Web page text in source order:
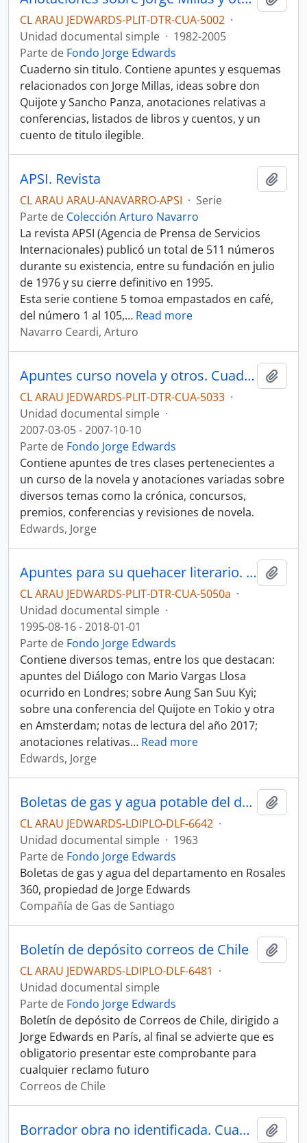
CL ARAU JEDWARDS-PLIT-DTR-CUA-5002 ·
Unidad documental simple · 1982-2005
Parte de Fondo Jorge Edwards
Cuaderno sin titulo. Contiene apuntes y esquemas
relacionados con Jorge Millas, ideas sobre don
Quijote y Sancho Panza, anotaciones relativas a
conferencias, listados de libros y cuentos, y un
cuento de titulo ilegible.
APSI. Revista
CL ARAU ARAU-ANAVARRO-APSI · Serie
Parte de Colección Arturo Navarro
La revista APSI (Agencia de Prensa de Servicios
Internacionales) publicó un total de 511 números
durante su existencia, entre su fundación en julio
de 1976 y su cierre definitivo en 1995.
Esta serie contiene 5 tomoa empastados en café,
del número 1 al 105,… Read more
Navarro Ceardi, Arturo
Apuntes curso novela y otros. Cuaderno
CL ARAU JEDWARDS-PLIT-DTR-CUA-5033 ·
Unidad documental simple ·
2007-03-05 - 2007-10-10
Parte de Fondo Jorge Edwards
Contiene apuntes de tres clases pertenecientes a
un curso de la novela y anotaciones variadas sobre
diversos temas como la crónica, concursos,
premios, conferencias y revisiones de novela.
Edwards, Jorge
Apuntes para su quehacer literario. Cuaderno
CL ARAU JEDWARDS-PLIT-DTR-CUA-5050a ·
Unidad documental simple ·
1995-08-16 - 2018-01-01
Parte de Fondo Jorge Edwards
Contiene diversos temas, entre los que destacan:
apuntes del Diálogo con Mario Vargas Llosa
ocurrido en Londres; sobre Aung San Suu Kyi;
sobre una conferencia del Quijote en Tokio y otra
en Amsterdam; notas de lectura del año 2017;
anotaciones relativas… Read more
Edwards, Jorge
Boletas de gas y agua potable del departamento de Jorge en Santiago
CL ARAU JEDWARDS-LDIPLO-DLF-6642 ·
Unidad documental simple · 1963
Parte de Fondo Jorge Edwards
Boletas de gas y agua del departamento en Rosales
360, propiedad de Jorge Edwards
Compañía de Gas de Santiago
Boletín de depósito correos de Chile
CL ARAU JEDWARDS-LDIPLO-DLF-6481 ·
Unidad documental simple
Parte de Fondo Jorge Edwards
Boletín de depósito de Correos de Chile, dirigido a
Jorge Edwards en París, al final se advierte que es
obligatorio presentar este comprobante para
cualquier reclamo futuro
Correos de Chile
Borrador obra no identificada. Cuaderno